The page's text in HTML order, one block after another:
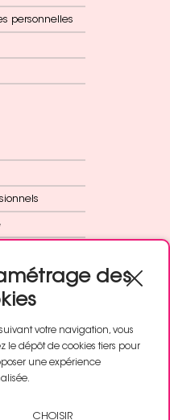
personnelles
des
votre navigation, vous
le dépôt de cookies tiers pour
une expérience
CHOISIR